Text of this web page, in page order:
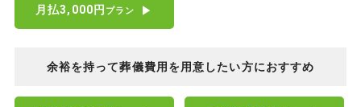
月払3,000円 プラン ▶︎
余裕を持って葬儀費用を用意したい方におすすめ